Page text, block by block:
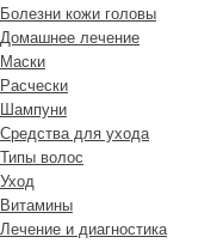
Болезни кожи головы
Домашнее лечение
Маски
Расчески
Шампуни
Средства для ухода
Типы волос
Уход
Витамины
Лечение и диагностика